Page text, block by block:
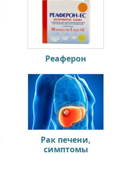
Реаферон
Рак печени,
симптомы